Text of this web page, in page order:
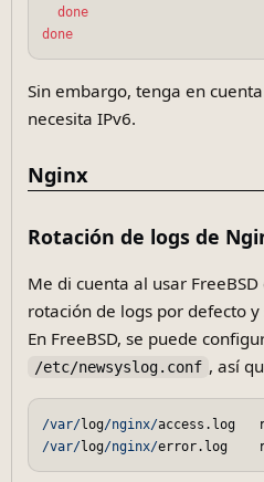
done
done
Sin embargo, tenga en
necesita IPv6.
Nginx
Rotación de logs de
Me di cuenta al usar
rotación de logs por defecto
En FreeBSD, se puede
/etc/newsyslog.conf , así
/var/log/nginx/access.log
/var/log/nginx/error.log